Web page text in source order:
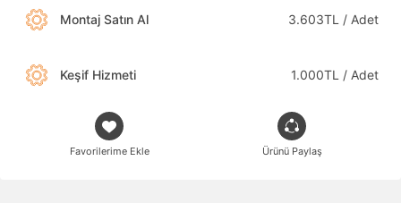
Montaj Satın Al 3.603TL / Adet
Keşif Hizmeti 1.000TL / Adet
Favorilerime Ekle Ürünü Paylaş